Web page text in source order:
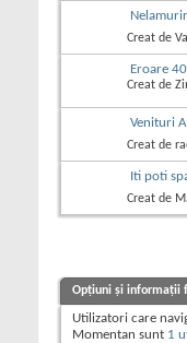
Creat de
Eroare
Creat de
Venituri
Creat de
Iti poti
Creat de
Opțiuni și informații
Utilizatori care
Momentan sunt 1